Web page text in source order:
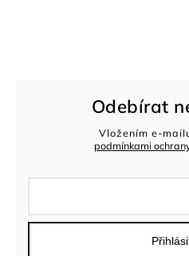
Odebírat
Vložením e-
podmínkami